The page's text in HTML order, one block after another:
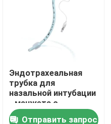
Эндотрахеальная
трубка для
назальной интубации
- манжета с
фиксацией - без
Отправить запрос